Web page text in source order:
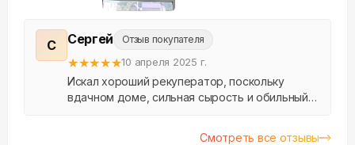
С Сергей Отзыв покупателя
★★★★★10 апреля 2025 г.
Искал хороший рекуператор, поскольку
вдачном доме, сильная сырость и обильный
Смотреть все отзывы